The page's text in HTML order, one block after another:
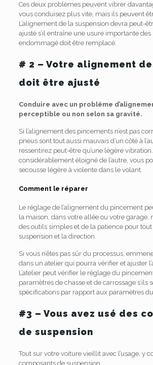
Ces deux problèmes peuvent vibrer
vous conduisez plus vite, mais ils peuvent
L’alignement de la suspension devra peut-
ajusté s’il entraîne une usure importante
endommagé doit être remplacé.
# 2 – Votre alignement
doit être ajusté
Conduire avec un problème
perceptible ou non selon sa gravité.
Si l’alignement des pincements n’est pas
pneus sont tout aussi mauvais d’un côté à
ressentirez peut-être qu’une légère vibration.
considérablement éloigné de l’autre, vous
secousse légère à violente dans le volant.
Comment le réparer
Le réglage de l’alignement du pincement
la maison, dans votre allée ou votre garage,
des outils simples et de la patience pour
suspension et la direction.
Si vous n’êtes pas sûr du processus,
dans un atelier qui pourra vérifier et ajuster
L’atelier peut vérifier le réglage du
paramètres de chasse et de carrossage s’ils
spécifications par rapport aux paramètres
#3 – Vous avez usé des
de suspension
Tout sur votre voiture vieillit avec l’usage, y
composants de suspension.